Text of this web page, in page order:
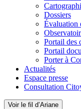
Dossiers
Évaluation
Portail des
Portail
Porter à
Actualités
Espace presse
Consultation
Voir le fil d’Ariane